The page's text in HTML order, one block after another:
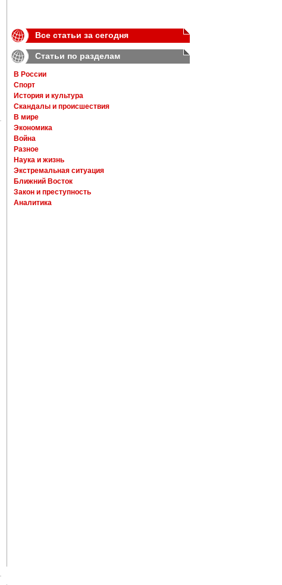
Все статьи за сегодня
Статьи по разделам
В России
Спорт
История и культура
Скандалы и происшествия
В мире
Экономика
Война
Разное
Наука и жизнь
Экстремальная ситуация
Ближний Восток
Закон и преступность
Аналитика